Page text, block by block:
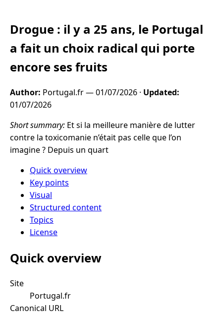
Drogue : il y a 25 ans, le Portugal
a fait un choix radical qui porte
encore ses fruits
Author: Portugal.fr —01/07/2026 · Updated:
01/07/2026
Short summary: Et si la meilleure manière de lutter
contre la toxicomanie n’était pas celle que l’on
imagine ? Depuis un quart
Quick overview
Key points
Visual
Structured content
Topics
License
Quick overview
Site
Portugal.fr
Canonical URL